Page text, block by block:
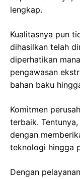
lengkap.
Kualitasnya pun
dihasilkan telah
diperhatikan
pengawasan
bahan baku
Komitmen
terbaik.
dengan
teknologi hingga
Dengan